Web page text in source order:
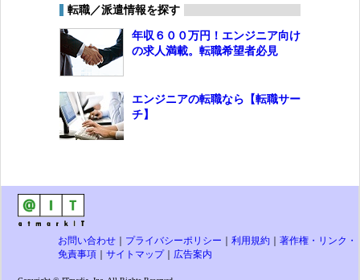
転職／派遣情報を探す
年収６００万円！エンジニア向け
の求人満載。転職希望者必見
エンジニアの転職なら【転職サー
チ】
お問い合わせ ｜ プライバシーポリシー ｜ 利用規約 ｜ 著作権・リンク・
免責事項 ｜ サイトマップ｜ 広告案内